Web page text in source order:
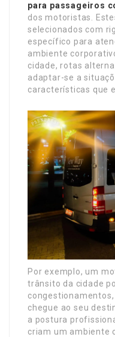
para passageiros
dos motoristas.
selecionados com
específico para
ambiente
cidade, rotas
adaptar-se a
características que
Por exemplo, um
trânsito da cidade
chegue ao seu
a postura
criam um ambiente